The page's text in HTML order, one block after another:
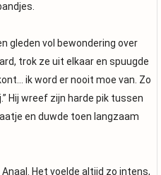
gleden vol bewondering over
trok ze uit elkaar en spuugde
ik word er nooit moe van. Zo
Hij wreef zijn harde pik tussen
en duwde toen langzaam
Het voelde altijd zo intens,